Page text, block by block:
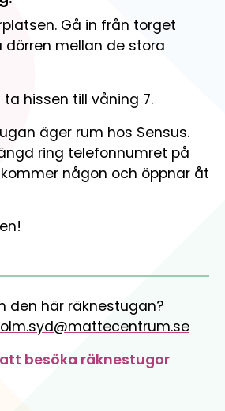
åk. 5-7
och ungas matematikkunskaper
organiserat
och så används våra medel
skillnad för unga.
Gå in från torget
mellan de stora
hissen till våning 7.
äger rum hos Sensus.
ring telefonnumret på
någon och öppnar åt
den här räknestugan?
besöka räknestugor